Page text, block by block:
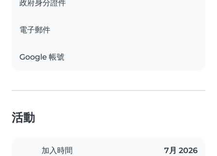
政府身分證件
電子郵件
Google 帳號
活動
加入時間 7月 2026